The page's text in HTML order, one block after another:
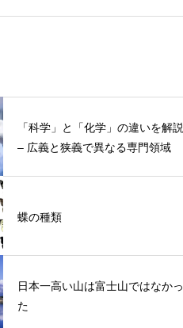
「科学」と「化学」の違いを解説
– 広義と狭義で異なる専門領域
蝶の種類
日本一高い山は富士山ではなかっ
た